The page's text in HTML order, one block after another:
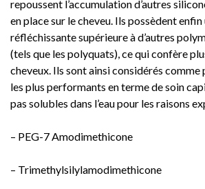
repoussent l’accumulation d’autres
en place sur le cheveu. Ils possèdent
réfléchissante supérieure à d’autres
(tels que les polyquats), ce qui confère
cheveux. Ils sont ainsi considérés comme
les plus performants en terme de soin
pas solubles dans l’eau pour les raisons
– PEG-7 Amodimethicone
– Trimethylsilylamodimethicone